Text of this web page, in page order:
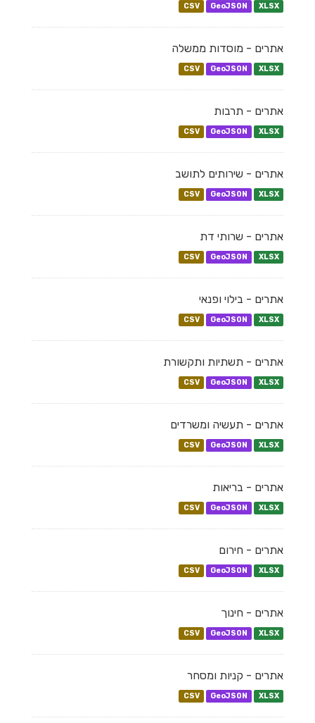
CSV GeoJSON XLSX
אתרים - מוסדות ממשלה
CSV GeoJSON XLSX
אתרים - תרבות
CSV GeoJSON XLSX
אתרים - שירותים לתושב
CSV GeoJSON XLSX
אתרים - שרותי דת
CSV GeoJSON XLSX
אתרים - בילוי ופנאי
CSV GeoJSON XLSX
אתרים - תשתיות ותקשורת
CSV GeoJSON XLSX
אתרים - תעשיה ומשרדים
CSV GeoJSON XLSX
אתרים - בריאות
CSV GeoJSON XLSX
אתרים - חירום
CSV GeoJSON XLSX
אתרים - חינוך
CSV GeoJSON XLSX
אתרים - קניות ומסחר
CSV GeoJSON XLSX